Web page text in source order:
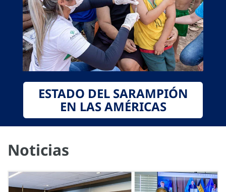
ESTADO DEL SARAMPIÓN
EN LAS AMÉRICAS
Noticias